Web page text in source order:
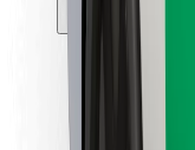
Utasoknak
Sofőröknek